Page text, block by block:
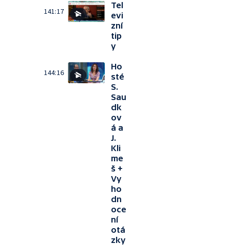
141:17
Tel
evi
zní
tip
y
144:16
Ho
sté
S.
Sau
dk
ov
á a
J.
Kli
me
š +
Vy
ho
dn
oce
ní
otá
zky